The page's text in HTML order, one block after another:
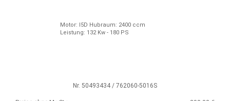
Motor: I5D Hubraum: 2400 ccm
Leistung: 132 Kw - 180 PS
Nr. 50493434 / 762060-5016S